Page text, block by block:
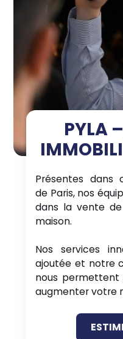
PYLA
Présentes dans
de Paris, nos
dans la vente
maison.
Nos services
ajoutée et notre
nous permettent
augmenter votre